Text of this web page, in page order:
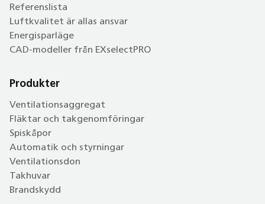
Referenslista
Luftkvalitet är allas ansvar
Energisparläge
CAD-modeller från EXselectPRO
Produkter
Ventilationsaggregat
Fläktar och takgenomföringar
Spiskåpor
Automatik och styrningar
Ventilationsdon
Takhuvar
Brandskydd